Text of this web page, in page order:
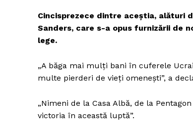
Cincisprezece dintre aceștia, alături
Sanders, care s-a opus furnizării de
lege.
„A băga mai mulți bani în cuferele
multe pierderi de vieți omenești”, a
„Nimeni de la Casa Albă, de la
victoria în această luptă”.